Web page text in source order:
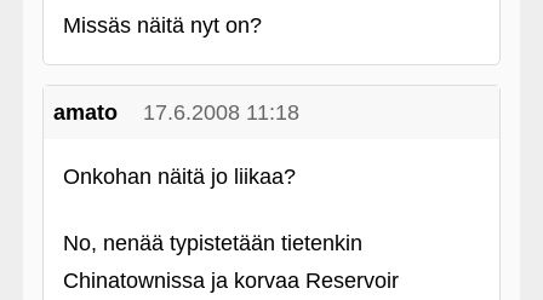
Missäs näitä nyt on?
amato 17.6.2008 11:18
Onkohan näitä jo liikaa?
No, nenää typistetään tietenkin
Chinatownissa ja korvaa Reservoir